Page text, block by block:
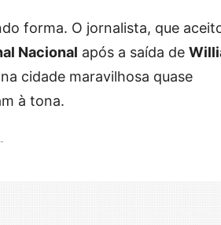
forma. O jornalista, que
Nacional após a saída de
cidade maravilhosa quase
à tona.